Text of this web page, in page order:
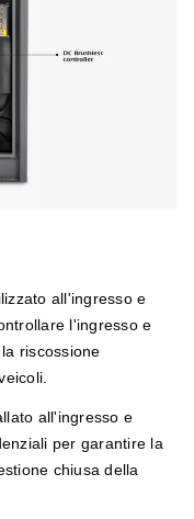
all'ingresso e
l'ingresso e
riscossione
all'ingresso e
per garantire la
chiusa della